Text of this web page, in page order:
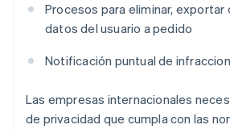
Procesos para eliminar, exportar
datos del usuario a pedido
Notificación puntual de
Las empresas internacionales
de privacidad que cumpla con las